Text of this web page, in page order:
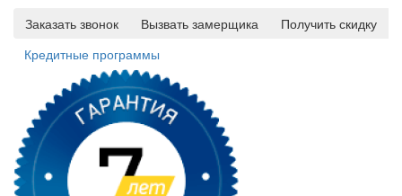
Заказать звонок
Вызвать замерщика
Получить скидку
Кредитные программы